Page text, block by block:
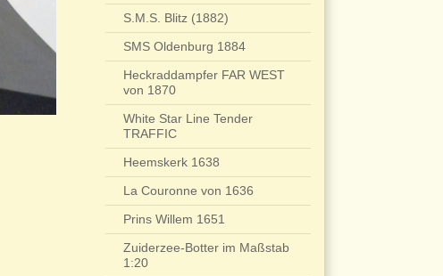
S.M.S. Blitz (1882)
SMS Oldenburg 1884
Heckraddampfer FAR WEST
von 1870
White Star Line Tender
TRAFFIC
Heemskerk 1638
La Couronne von 1636
Prins Willem 1651
Zuiderzee-Botter im Maßstab
1:20